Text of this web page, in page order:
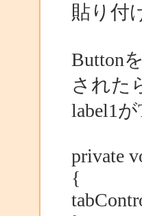
貼り付
Button
された
label1
private
{